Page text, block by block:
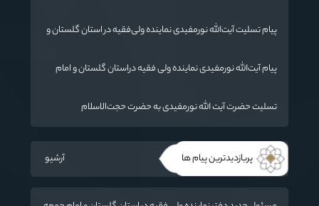
پیام تسلیت آیت‌الله نورمفیدی نماینده ولی‌فقیه در استان گلستان و
پیام آیت‌الله نورمفیدی نماینده ولی فقیه دراستان گلستان و امام
تسلیت حضرت آیت الله نورمفیدی به حضرت حجت‌الاسلام
پربازدیدترین پیام ها آرشیو